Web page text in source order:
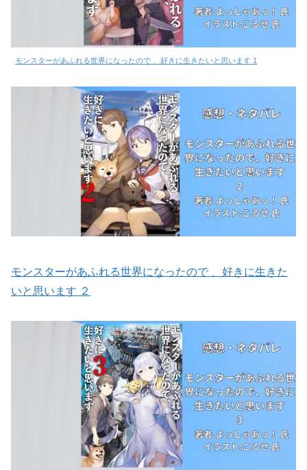
モンスターがあふれる世界になったので 、好きに生きたいと思います 1
モンスターがあふれる世界になったので 、好きに生きた
いと思います ２